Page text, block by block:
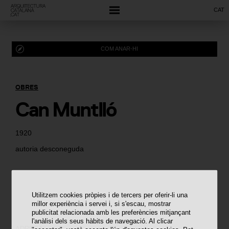
Utilitzem cookies pròpies i de tercers per oferir-li una
millor experiència i servei i, si s'escau, mostrar
publicitat relacionada amb les preferències mitjançant
l'anàlisi dels seus hàbits de navegació. Al clicar
CAT
1920
autoria desconeguda
OBRES
Can Muntlló
COM ANAR-HI